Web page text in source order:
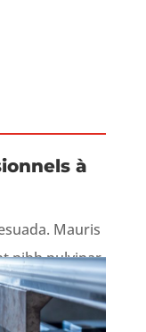
à
Mauris
nibh pulvinar
a
Mauris